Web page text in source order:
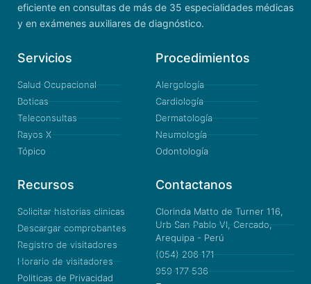
eficiente en consultas de más de 35 especialidades médicas
y en exámenes auxiliares de diagnóstico.
Servicios
Salud Ocupacional
Boticas
Teleconsultas
Rayos X
Tópico
Procedimientos
Alergología
Cardiología
Dermatología
Neumología
Odontología
Recursos
Solicitar historias clinicas
Descargar comprobantes
Registro de visitadores
Horario de visitadores
Politicas de Privacidad
Contactanos
Clorinda Matto de Turner 116,
Urb San Pablo VI, Cercado,
Arequipa - Perú
(054) 206 171
959 177 536